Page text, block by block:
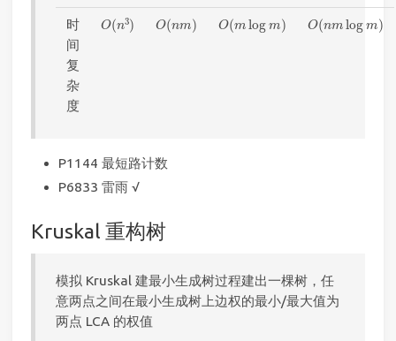
时
间
复
杂
度
O(n3)
O(n 3)
O(nm)
O(n )
O(m log m)
O(m log
O(nm log m)
O(n log
P1144 最短路计数
P6833 雷雨 √
Kruskal 重构树
模拟 Kruskal 建最小生成树过程建出一棵树，任
意两点之间在最小生成树上边权的最小/最大值为
两点 LCA 的权值